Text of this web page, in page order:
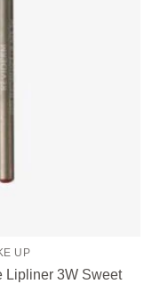
UP
Lipliner 3W Sweet